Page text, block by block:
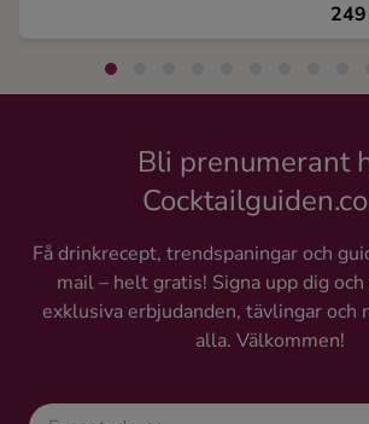
Bli prenumerant
Få drinkrecept, trendspaningar och
mail – helt gratis! Signa upp dig
exklusiva erbjudanden, tävlingar och
alla. Välkommen!